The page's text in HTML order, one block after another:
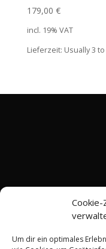
Um dir ein optimales
179,00 €
incl. 19% VAT
Lieferzeit: Usually 3